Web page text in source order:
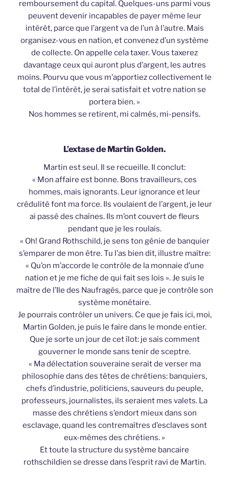
remboursement du capital. Quelques-uns parmi vous
peuvent devenir incapables de payer même leur
intérêt, parce que l’argent va de l’un à l’autre. Mais
organisez-vous en nation, et convenez d’un système
de collecte. On appelle cela taxer. Vous taxerez
davantage ceux qui auront plus d’argent, les autres
moins. Pourvu que vous m’apportiez collectivement le
total de l’intérêt, je serai satisfait et votre nation se
portera bien. »
Nos hommes se retirent, mi calmés, mi-pensifs.
L’extase de Martin Golden.
Martin est seul. Il se recueille. Il conclut:
« Mon affaire est bonne. Bons travailleurs, ces
hommes, mais ignorants. Leur ignorance et leur
crédulité font ma force. Ils voulaient de l’argent, je leur
ai passé des chaînes. Ils m’ont couvert de fleurs
pendant que je les roulais.
« Oh! Grand Rothschild, je sens ton génie de banquier
s’emparer de mon être. Tu l’as bien dit, illustre maître:
« Qu’on m’accorde le contrôle de la monnaie d’une
nation et je me fiche de qui fait ses lois ». Je suis le
maître de l’Ile des Naufragés, parce que je contrôle son
système monétaire.
Je pourrais contrôler un univers. Ce que je fais ici, moi,
Martin Golden, je puis le faire dans le monde entier.
Que je sorte un jour de cet îlot: je sais comment
gouverner le monde sans tenir de sceptre.
« Ma délectation souveraine serait de verser ma
philosophie dans des têtes de chrétiens: banquiers,
chefs d’industrie, politiciens, sauveurs du peuple,
professeurs, journalistes, ils seraient mes valets. La
masse des chrétiens s’endort mieux dans son
esclavage, quand les contremaîtres d’esclaves sont
eux-mêmes des chrétiens. »
Et toute la structure du système bancaire
rothschildien se dresse dans l’esprit ravi de Martin.